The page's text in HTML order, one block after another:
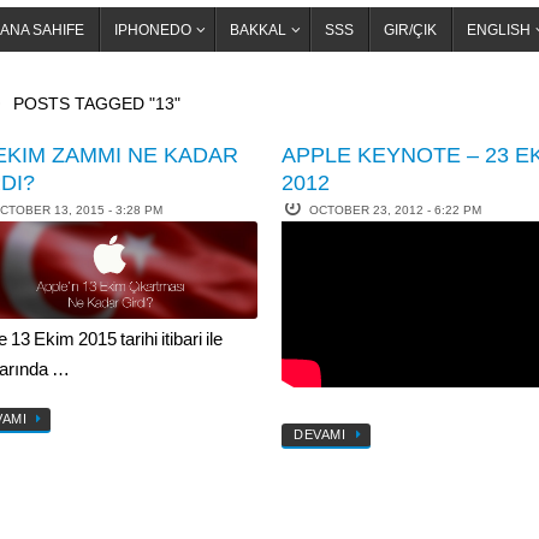
ANA SAHIFE IPHONEDO BAKKAL SSS GIR/ÇIK ENGLISH
POSTS TAGGED "13"
ZAMMI NE KADAR
13, 2015 - 3:28 PM
13 Ekim 2015 tarihi itibari ile
…
APPLE KEYNOTE – 23
2012
OCTOBER 23, 2012 - 6:22 PM
DEVAMI